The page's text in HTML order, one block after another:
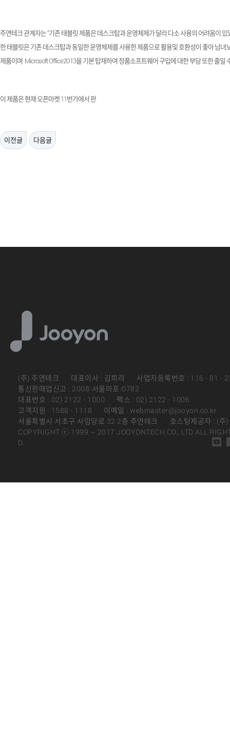
주연테크 관계자는“기존 태블릿 제품은 데스크탑과 운영체제가 달라 다소 사용의 어려움이 있
한 태블릿은 기존 데스크탑과 동일한 운영체제를 사용한 제품으로 활용및 호환성이 좋아 남녀
제품이며 Microsoft Office2013을 기본 탑재하여 정품소프트웨어 구입에 대한 부담 또한 줄일
이 제품은 현재 오픈마켓11번가에서 판
이전글 다음글
(주) 주연테크 대표이사 : 김희라
사업자등록번호 : 116 - 81 -
통신판매업신고 : 2008-서울마포-0782
대표번호 : 02) 2122 - 1000
팩스 : 02) 2122 - 1006
고객지원 : 1588 - 1118
이메일 : webmaster@jooyon.co.kr
서울특별시 서초구 사임당로 32 2층 주연테크
호스팅제공자 : (주
COPYRIGHT ⓒ 1999 ~ 2017 JOOYONTECH CO., LTD ALL
D.